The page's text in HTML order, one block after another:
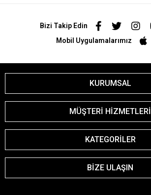
Bizi Takip Edin
Mobil Uygulamalarımız
KURUMSAL
MÜŞTERİ HİZMETLERİ
KATEGORİLER
BİZE ULAŞIN